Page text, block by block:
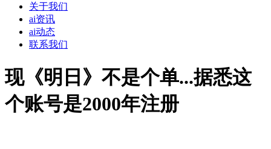
关于我们
ai资讯
ai动态
联系我们
现《明日》不是个单...据悉这
个账号是2000年注册